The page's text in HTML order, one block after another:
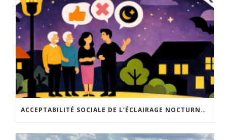
ACCEPTABILITÉ SOCIALE DE L’ÉCLAIRAGE NOCTURNE : LE REPLAY EST DISPONIBLE